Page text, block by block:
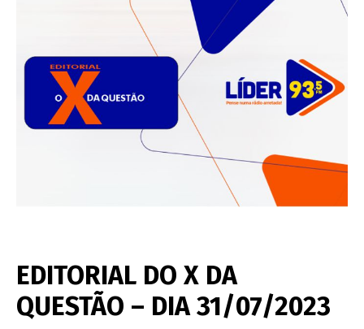
EDITORIAL DO X DA
QUESTÃO – DIA 31/07/2023